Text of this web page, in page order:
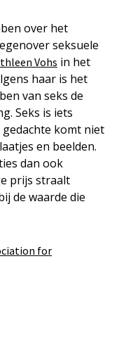
over het
seksuele
Vohs in het
haar is het
van seks de
Seks is iets
gedachte komt niet
en beelden.
dan ook
prijs straalt
de waarde die
for